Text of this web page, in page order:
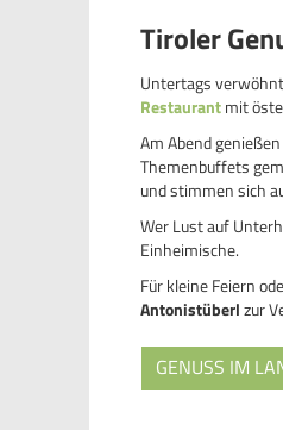
Tiroler
Untertags
Restaurantmit
Am Abend
Themenbuffets
und stimmen sich
Wer Lust auf
Einheimische.
Für kleine Feiern
Antonistüberlzur
GENUSS IM